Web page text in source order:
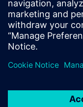
sobald ein